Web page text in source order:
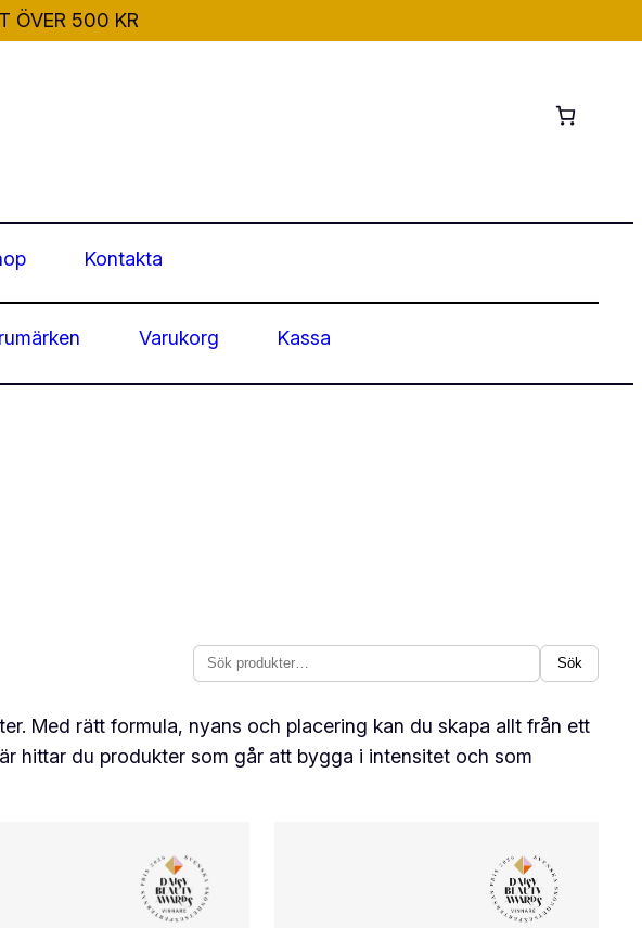
ÖVER 500 KR
Kontakta
Varukorg Kassa
Sök
Sök
Med rätt formula, nyans och placering kan du skapa allt från ett
hittar du produkter som går att bygga i intensitet och som